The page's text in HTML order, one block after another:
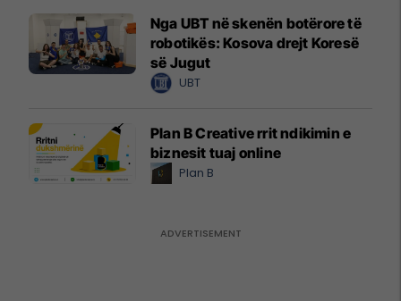
Nga UBT në skenën botërore të
robotikës: Kosova drejt Koresë
së Jugut
UBT
Plan B Creative rrit ndikimin e
biznesit tuaj online
Plan B